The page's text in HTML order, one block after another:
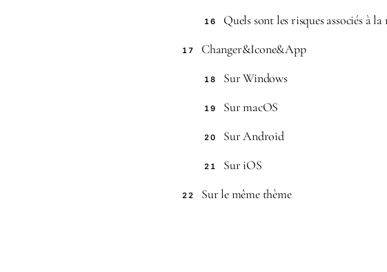
16 Quels sont les risques associés à
17 Changer&Icone&App
18 Sur Windows
19 Sur macOS
20 Sur Android
21 Sur iOS
22 Sur le même thème